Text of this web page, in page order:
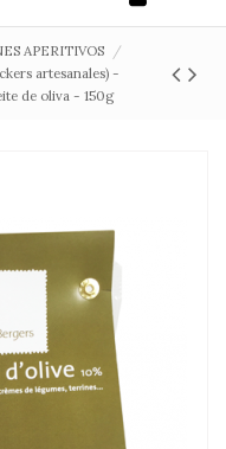
APERITIVOS
artesanales) -
de oliva - 150g